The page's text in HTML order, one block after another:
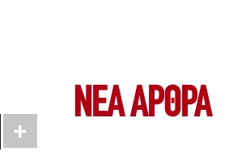
ΝΕΑ ΆΡΘΡΑ